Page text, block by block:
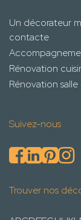
Un décorateur
contacte
Rénovation
Rénovation
Suivez-nous
Trouver nos